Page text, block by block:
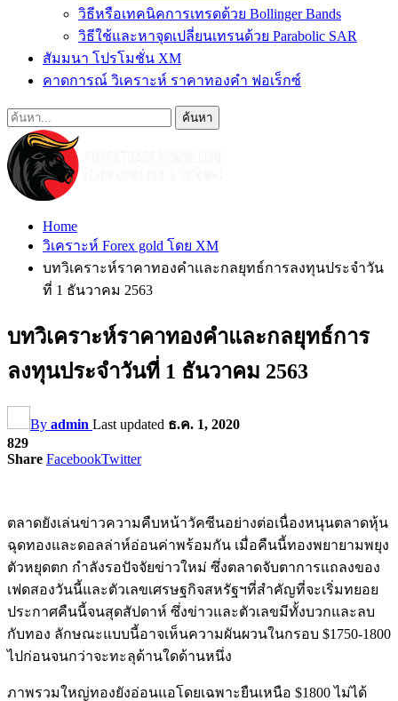
วิธีหรือเทคนิคการเทรดด้วย Bollinger Bands
วิธีใช้และหาจุดเปลี่ยนเทรนด้วย Parabolic SAR
สัมมนา โปรโมชั่น XM
คาดการณ์ วิเคราะห์ ราคาทองคำ ฟอเร็กซ์
Home
วิเคราะห์ Forex gold โดย XM
บทวิเคราะห์ราคาทองคำและกลยุทธ์การลงทุนประจำวัน
ที่ 1 ธันวาคม 2563
บทวิเคราะห์ราคาทองคำและกลยุทธ์การ
ลงทุนประจำวันที่ 1 ธันวาคม 2563
By admin Last updated ธ.ค. 1, 2020
829
Share FacebookTwitter
ตลาดยังเล่นข่าวความคืบหน้าวัคซีนอย่างต่อเนื่องหนุนตลาดหุ้น
ฉุดทองและดอลล่าห์อ่อนค่าพร้อมกัน เมื่อคืนนี้ทองพยายามพยุง
ตัวหยุดตก กำลังรอปัจจัยข่าวใหม่ ซึ่งตลาดจับตาการแถลงของ
เฟดสองวันนี้และตัวเลขเศรษฐกิจสหรัฐฯที่สำคัญที่จะเริ่มทยอย
ประกาศคืนนี้จนสุดสัปดาห์ ซึ่งข่าวและตัวเลขมีทั้งบวกและลบ
กับทอง ลักษณะแบบนี้อาจเห็นความผันผวนในกรอบ $1750-1800
ไปก่อนจนกว่าจะทะลุด้านใดด้านหนึ่ง
ภาพรวมใหญ่ทองยังอ่อนแอโดยเฉพาะยืนเหนือ $1800 ไม่ได้